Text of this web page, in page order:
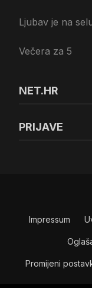
Ljubav je na
Večera za 5
NET.HR
PRIJAVE
Impressum
Promijeni